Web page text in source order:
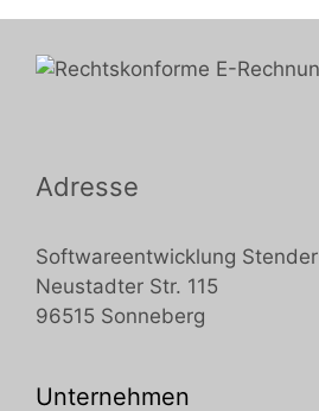
Adresse
Softwareentwicklung Stender
Neustadter Str. 115
96515 Sonneberg
Unternehmen